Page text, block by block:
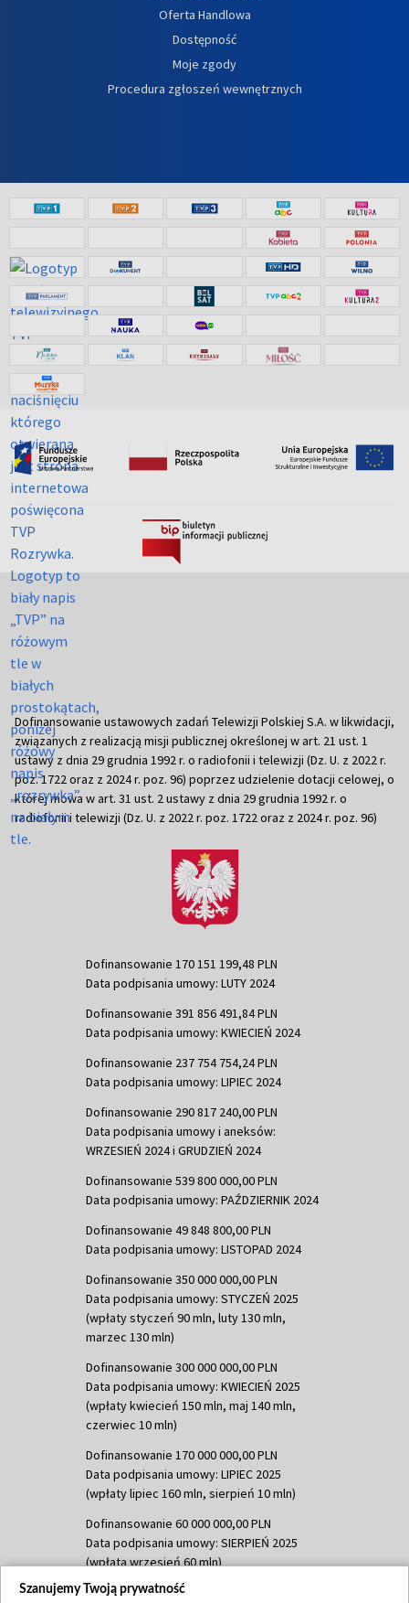
Oferta Handlowa
Dostępność
Moje zgody
Procedura zgłoszeń wewnętrznych
Dofinansowanie ustawowych zadań Telewizji Polskiej S.A. w likwidacji,
związanych z realizacją misji publicznej określonej w art. 21 ust. 1
ustawy z dnia 29 grudnia 1992 r. o radiofonii i telewizji (Dz. U. z 2022 r.
poz. 1722 oraz z 2024 r. poz. 96) poprzez udzielenie dotacji celowej, o
której mowa w art. 31 ust. 2 ustawy z dnia 29 grudnia 1992 r. o
radiofonii i telewizji (Dz. U. z 2022 r. poz. 1722 oraz z 2024 r. poz. 96)
Dofinansowanie 170 151 199,48 PLN
Data podpisania umowy: LUTY 2024
Dofinansowanie 391 856 491,84 PLN
Data podpisania umowy: KWIECIEŃ 2024
Dofinansowanie 237 754 754,24 PLN
Data podpisania umowy: LIPIEC 2024
Dofinansowanie 290 817 240,00 PLN
Data podpisania umowy i aneksów:
WRZESIEŃ 2024 i GRUDZIEŃ 2024
Dofinansowanie 539 800 000,00 PLN
Data podpisania umowy: PAŹDZIERNIK 2024
Dofinansowanie 49 848 800,00 PLN
Data podpisania umowy: LISTOPAD 2024
Dofinansowanie 350 000 000,00 PLN
Data podpisania umowy: STYCZEŃ 2025
(wpłaty styczeń 90 mln, luty 130 mln,
marzec 130 mln)
Dofinansowanie 300 000 000,00 PLN
Data podpisania umowy: KWIECIEŃ 2025
(wpłaty kwiecień 150 mln, maj 140 mln,
czerwiec 10 mln)
Dofinansowanie 170 000 000,00 PLN
Data podpisania umowy: LIPIEC 2025
(wpłaty lipiec 160 mln, sierpień 10 mln)
Dofinansowanie 60 000 000,00 PLN
Data podpisania umowy: SIERPIEŃ 2025
(wpłata wrzesień 60 mln)
Dofinansowanie 635 783 051,21 PLN
Szanujemy Twoją prywatność